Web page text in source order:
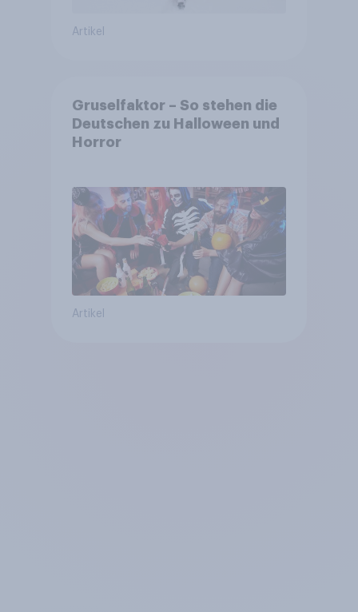
Artikel
Gruselfaktor – So stehen die
Deutschen zu Halloween und
Horror
Artikel